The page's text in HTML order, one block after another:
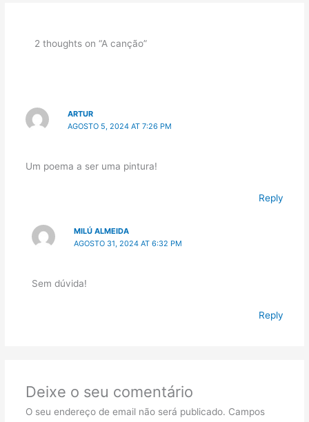
2 thoughts on “A canção”
ARTUR
AGOSTO 5, 2024 AT 7:26 PM
Um poema a ser uma pintura!
Reply
MILÚ ALMEIDA
AGOSTO 31, 2024 AT 6:32 PM
Sem dúvida!
Reply
Deixe o seu comentário
O seu endereço de email não será publicado. Campos